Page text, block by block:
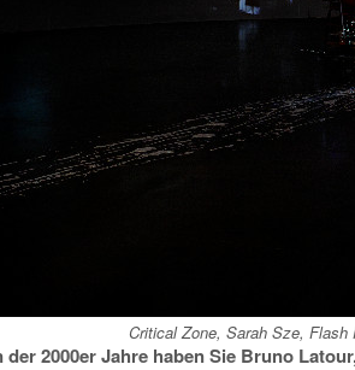
Critical Zone, Sarah Sze,
der 2000er Jahre haben Sie Bruno